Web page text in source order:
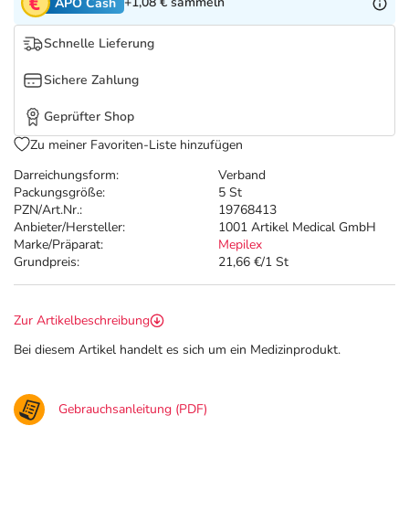
Tierapotheke
Vitamine & Mineralstoffe
Salus Deals
Darreichungsform:
Verband
Packungsgröße:
5 St
PZN/Art.Nr.:
19768413
Anbieter/Hersteller:
1001 Artikel Medical GmbH
Marke/Präparat:
Mepilex
Grundpreis:
21,66 €/1 St
Schnelle Lieferung
Sichere Zahlung
Geprüfter Shop
Zu meiner Favoriten-Liste hinzufügen
Zur Artikelbeschreibung
Bei diesem Artikel handelt es sich um ein Medizinprodukt.
Gebrauchsanleitung (PDF)